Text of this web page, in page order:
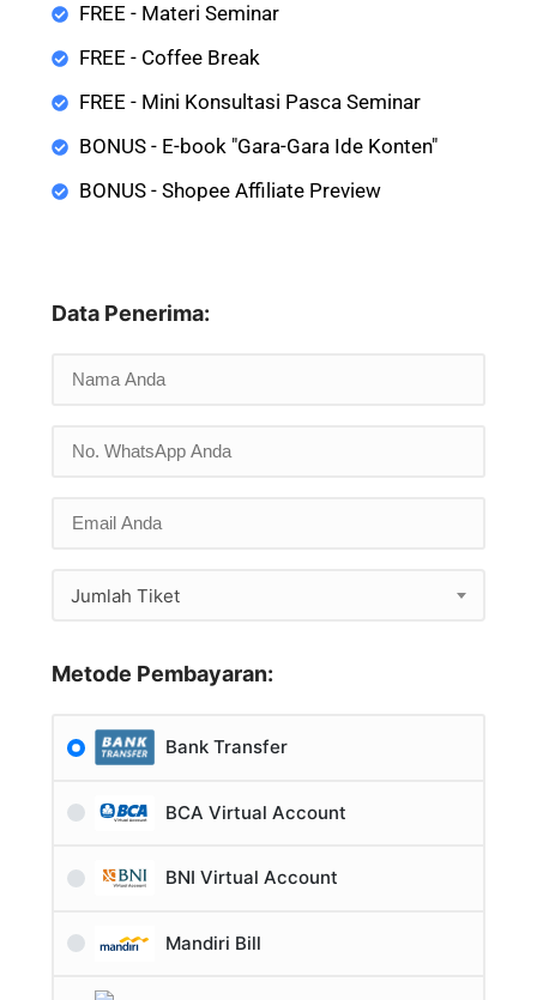
FREE - Materi Seminar
FREE - Coffee Break
FREE - Mini Konsultasi Pasca Seminar
BONUS - E-book "Gara-Gara Ide Konten"
BONUS - Shopee Affiliate Preview
Data Penerima:
Jumlah Tiket
Metode Pembayaran:
Bank Transfer
BCA Virtual Account
BNI Virtual Account
Mandiri Bill